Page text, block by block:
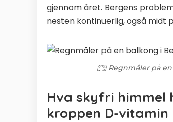
gjennom året. Bergens
nesten kontinuerlig, også midt
Regnmåler på
Hva skyfri himmel
kroppen D-vitamin